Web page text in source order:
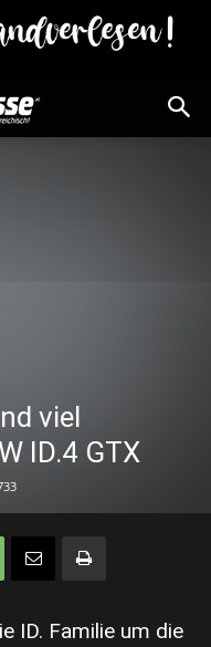
viel
ID.4 GTX
ID. Familie um die